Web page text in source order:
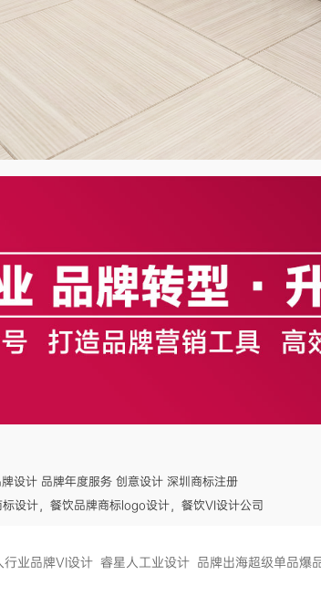
设计 品牌年度服务 创意设计 深圳商标注册
设计，餐饮品牌商标logo设计，餐饮VI设计公司
行业品牌VI设计 睿星人工业设计 品牌出海超级单品爆